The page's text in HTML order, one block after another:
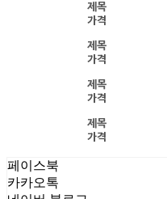
제목
가격
제목
가격
제목
가격
제목
가격
페이스북
카카오톡